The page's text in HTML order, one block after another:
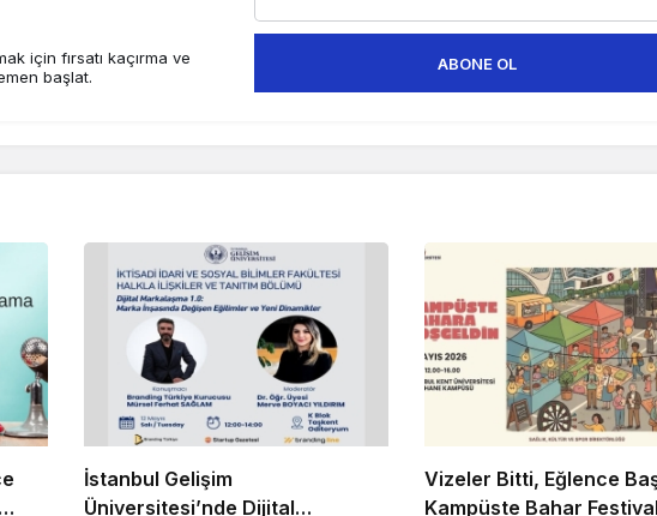
için fırsatı kaçırma ve
başlat.
ABONE OL
İstanbul Gelişim
Üniversitesi’nde Dijital
Vizeler Bitti, Eğlence
Kampüste Bahar